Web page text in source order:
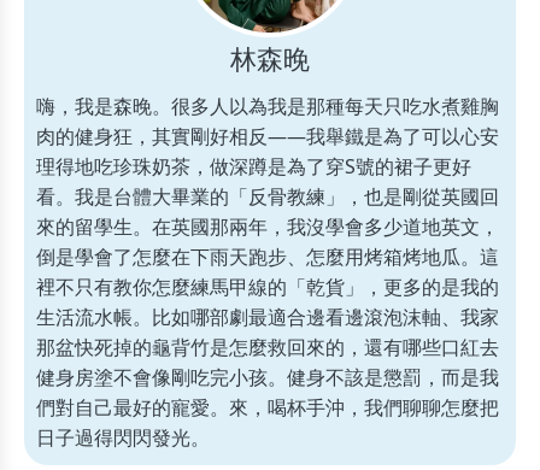
林森晚
嗨，我是森晚。很多人以為我是那種每天只吃水煮雞胸
肉的健身狂，其實剛好相反——我舉鐵是為了可以心安
理得地吃珍珠奶茶，做深蹲是為了穿S號的裙子更好
看。我是台體大畢業的「反骨教練」，也是剛從英國回
來的留學生。在英國那兩年，我沒學會多少道地英文，
倒是學會了怎麼在下雨天跑步、怎麼用烤箱烤地瓜。這
裡不只有教你怎麼練馬甲線的「乾貨」，更多的是我的
生活流水帳。比如哪部劇最適合邊看邊滾泡沫軸、我家
那盆快死掉的龜背竹是怎麼救回來的，還有哪些口紅去
健身房塗不會像剛吃完小孩。健身不該是懲罰，而是我
們對自己最好的寵愛。來，喝杯手沖，我們聊聊怎麼把
日子過得閃閃發光。